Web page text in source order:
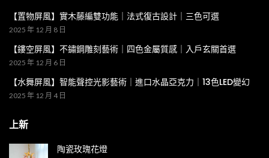
【置物屏風】實木藤編雙功能｜法式復古設計｜三色可選
2025 年 12 月 8 日
【鏤空屏風】不鏽鋼雕刻藝術｜四色金屬質感｜入戶玄關首選
2025 年 12 月 6 日
【水舞屏風】智能聲控光影藝術｜進口水晶亞克力｜13色LED變幻
2025 年 12 月 4 日
上新
陶瓷玫瑰花燈